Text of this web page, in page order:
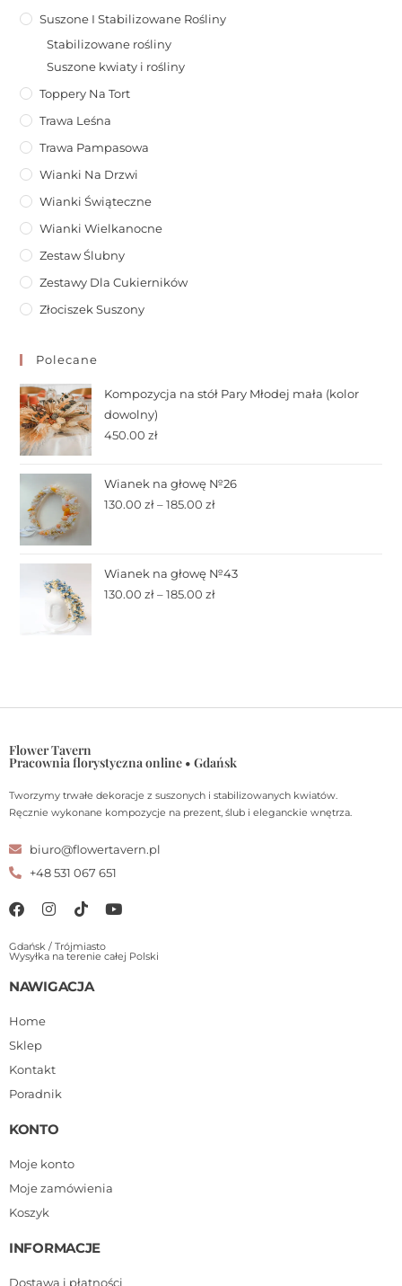
Suszone I Stabilizowane Rośliny
Stabilizowane rośliny
Suszone kwiaty i rośliny
Toppery Na Tort
Trawa Leśna
Trawa Pampasowa
Wianki Na Drzwi
Wianki Świąteczne
Wianki Wielkanocne
Zestaw Ślubny
Zestawy Dla Cukierników
Złociszek Suszony
Polecane
Kompozycja na stół Pary Młodej mała (kolor
dowolny)
450.00zł
Wianek na głowę №26
130.00zł – 185.00zł
Wianek na głowę №43
130.00zł – 185.00zł
Flower Tavern
Pracownia florystyczna online • Gdańsk
Tworzymy trwałe dekoracje z suszonych i stabilizowanych kwiatów.
Ręcznie wykonane kompozycje na prezent, ślub i eleganckie wnętrza.
biuro@flowertavern.pl
+48 531 067 651
Gdańsk / Trójmiasto
Wysyłka na terenie całej Polski
NAWIGACJA
Home
Sklep
Kontakt
Poradnik
KONTO
Moje konto
Moje zamówienia
Koszyk
INFORMACJE
Dostawa i płatności